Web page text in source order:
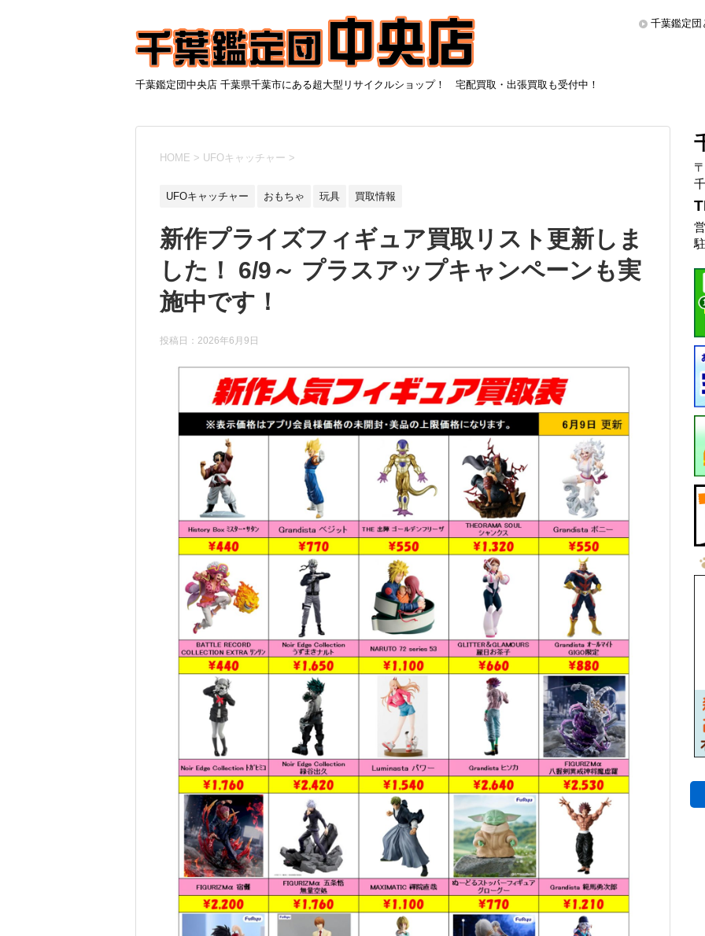
千葉鑑定団中央店 千葉県千葉市にある超大型リサイクルショップ！ 宅配買取・出張買取も受付中！
千葉鑑定団
HOME > UFOキャッチャー >
UFOキャッチャー おもちゃ 玩具 買取情報
新作プライズフィギュア買取リスト更新しま
した！ 6/9～ プラスアップキャンペーンも実
施中です！
投稿日： 2026年6月9日